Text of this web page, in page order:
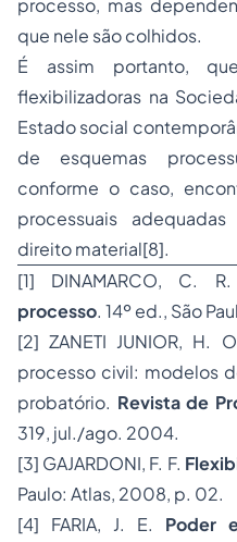
processo, mas
que nele são colhidos.
É assim portanto,
flexibilizadoras na
Estado social
de esquemas
conforme o caso,
processuais
direito material[8].
[1] DINAMARCO, C. R.
processo. 14º ed., São
[2] ZANETI JUNIOR,
processo civil: modelos
probatório. Revista de
319, jul./ago. 2004.
[3] GAJARDONI, F. F.
Paulo: Atlas, 2008, p. 02.
[4] FARIA, J. E. Poder